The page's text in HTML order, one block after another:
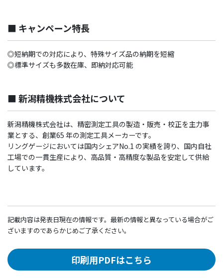
■ キャンペーン特長
◎短納期での対応により、特殊サイズ品の納期を短縮
◎標準サイズも多数在庫、即納対応可能
■ 新潟精機株式会社について
新潟精機株式会社は、精密測定工具の製造・販売・校正を主力事
業とする、創業65 年の測定工具メーカーです。
リングゲージにおいては国内シェアNo.1 の実績を誇り、国内自社
工場での一貫生産により、高品質・高精度な製品を安定して供給
しています。
記載内容は発表日現在の情報です。最新の情報と異なっている場合がご
ざいますのであらかじめご了承ください。
印刷用PDFはこちら